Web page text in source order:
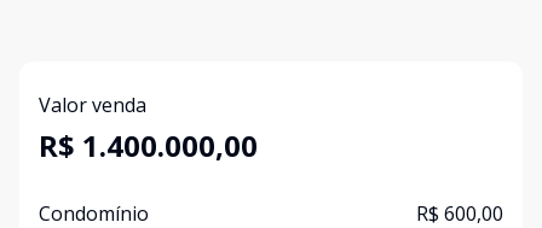
Valor venda
R$ 1.400.000,00
Condomínio R$ 600,00